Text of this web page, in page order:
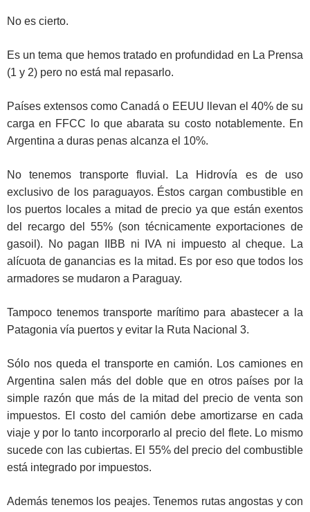
No es cierto.
Es un tema que hemos tratado en profundidad en La Prensa
(1 y 2) pero no está mal repasarlo.
Países extensos como Canadá o EEUU llevan el 40% de su
carga en FFCC lo que abarata su costo notablemente. En
Argentina a duras penas alcanza el 10%.
No tenemos transporte fluvial. La Hidrovía es de uso
exclusivo de los paraguayos. Éstos cargan combustible en
los puertos locales a mitad de precio ya que están exentos
del recargo del 55% (son técnicamente exportaciones de
gasoil). No pagan IIBB ni IVA ni impuesto al cheque. La
alícuota de ganancias es la mitad. Es por eso que todos los
armadores se mudaron a Paraguay.
Tampoco tenemos transporte marítimo para abastecer a la
Patagonia vía puertos y evitar la Ruta Nacional 3.
Sólo nos queda el transporte en camión. Los camiones en
Argentina salen más del doble que en otros países por la
simple razón que más de la mitad del precio de venta son
impuestos. El costo del camión debe amortizarse en cada
viaje y por lo tanto incorporarlo al precio del flete. Lo mismo
sucede con las cubiertas. El 55% del precio del combustible
está integrado por impuestos.
Además tenemos los peajes. Tenemos rutas angostas y con